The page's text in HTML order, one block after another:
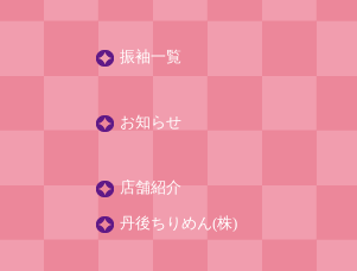
振袖一覧
お知らせ
店舗紹介
丹後ちりめん(株)